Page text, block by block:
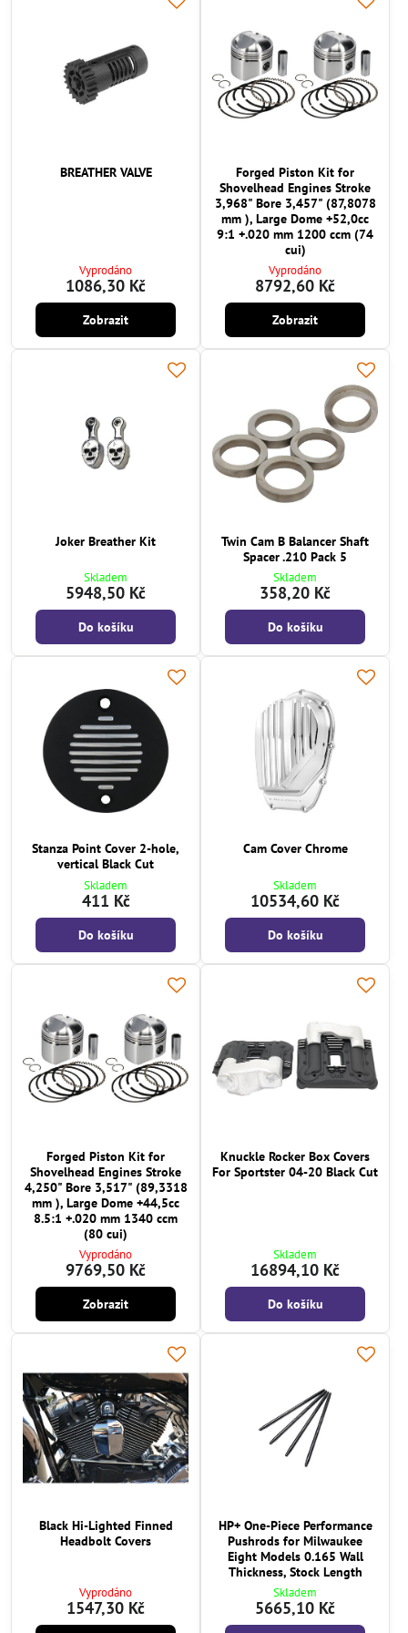
BREATHER VALVE
Vyprodáno
1086,30 Kč
Zobrazit
Forged Piston Kit for
Shovelhead Engines Stroke
3,968" Bore 3,457" (87,8078
mm ), Large Dome +52,0cc
9:1 +.020 mm 1200 ccm (74
cui)
Vyprodáno
8792,60 Kč
Zobrazit
Joker Breather Kit
Skladem
5948,50 Kč
Do košíku
Twin Cam B Balancer Shaft
Spacer .210 Pack 5
Skladem
358,20 Kč
Do košíku
Stanza Point Cover 2-hole,
vertical Black Cut
Skladem
411 Kč
Do košíku
Cam Cover Chrome
Skladem
10534,60 Kč
Do košíku
Forged Piston Kit for
Shovelhead Engines Stroke
4,250" Bore 3,517" (89,3318
mm ), Large Dome +44,5cc
8.5:1 +.020 mm 1340 ccm
(80 cui)
Vyprodáno
9769,50 Kč
Zobrazit
Knuckle Rocker Box Covers
For Sportster 04-20 Black Cut
Skladem
16894,10 Kč
Do košíku
Black Hi-Lighted Finned
Headbolt Covers
Vyprodáno
1547,30 Kč
HP+ One-Piece Performance
Pushrods for Milwaukee
Eight Models 0.165 Wall
Thickness, Stock Length
Skladem
5665,10 Kč